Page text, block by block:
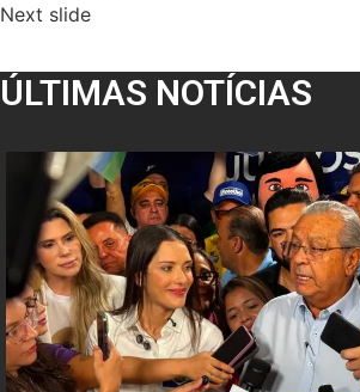
Next slide
ÚLTIMAS NOTÍCIAS